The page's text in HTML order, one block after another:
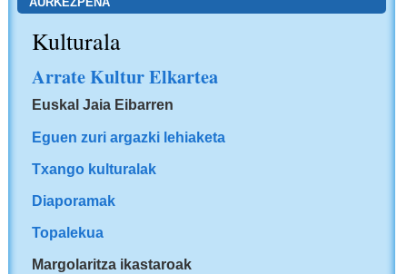
Kulturala
Arrate Kultur Elkartea
Euskal Jaia Eibarren
Eguen zuri argazki lehiaketa
Txango kulturalak
Diaporamak
Topalekua
Margolaritza ikastaroak